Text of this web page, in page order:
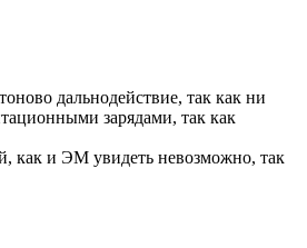
дальнодействие, так как ни
зарядами, так как
как и ЭМ увидеть невозможно, так